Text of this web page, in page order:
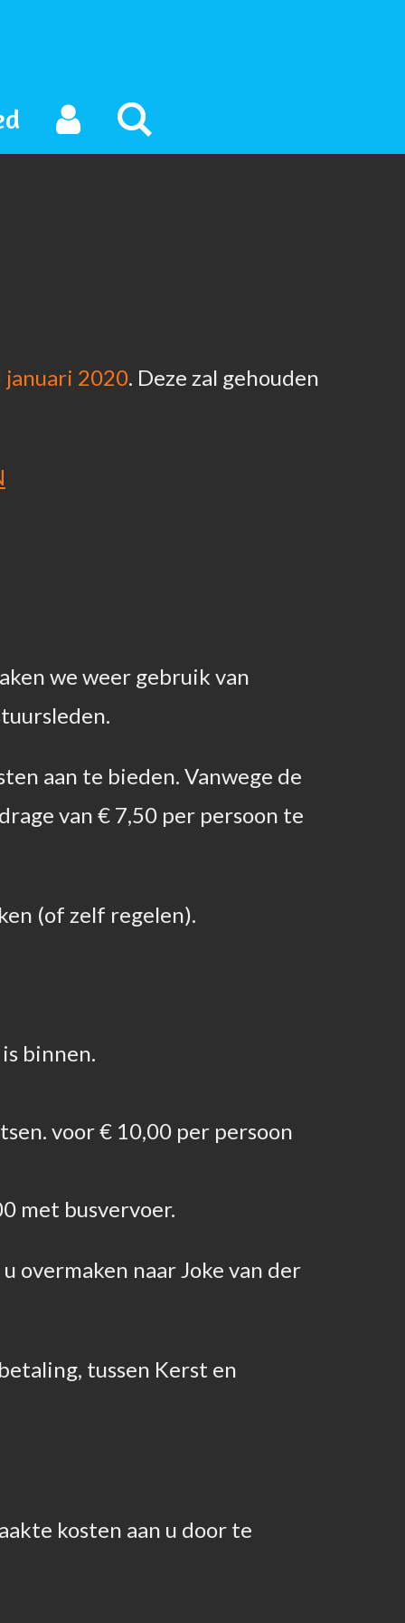
januari 2020. Deze zal gehouden
we weer gebruik van
aan te bieden. Vanwege de
van € 7,50 per persoon te
(of zelf regelen).
binnen.
voor € 10,00 per persoon
met busvervoer.
overmaken naar Joke van der
tussen Kerst en
kosten aan u door te